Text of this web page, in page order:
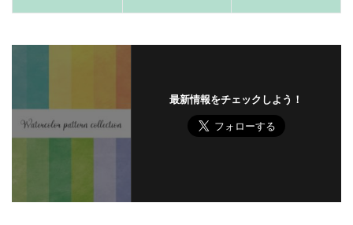
最新情報をチェックしよう！